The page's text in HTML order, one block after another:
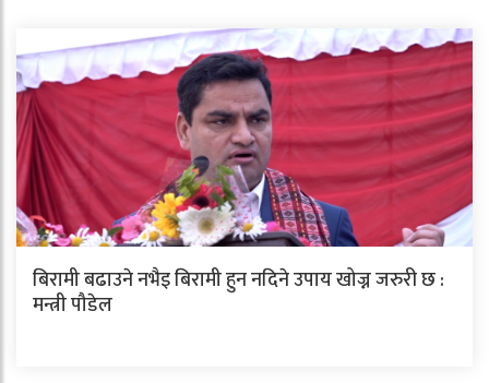
बिरामी बढाउने नभैइ बिरामी हुन नदिने उपाय खोज्न जरुरी छ :
मन्त्री पौडेल